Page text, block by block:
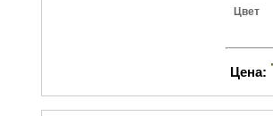
Цвет
Цена: